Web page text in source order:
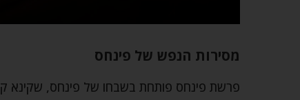
מסירות הנפש של פינחס
פרשת פינחס פותחת בשבחו של פינחס, שקינא